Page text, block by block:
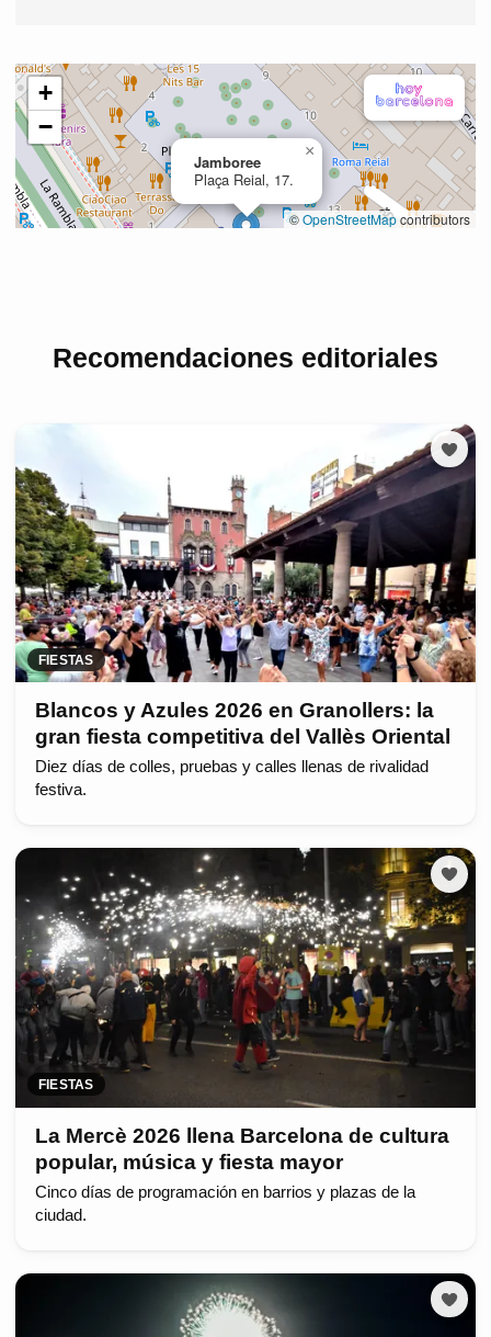
Recomendaciones editoriales
FIESTAS
Blancos y Azules 2026 en Granollers: la
gran fiesta competitiva del Vallès Oriental
Diez días de colles, pruebas y calles llenas de rivalidad
festiva.
FIESTAS
La Mercè 2026 llena Barcelona de cultura
popular, música y fiesta mayor
Cinco días de programación en barrios y plazas de la
ciudad.